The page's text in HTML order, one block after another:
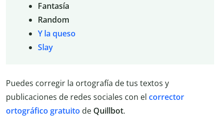
Fantasía
Random
Y la queso
Slay
Puedes corregir la ortografía de tus textos y
publicaciones de redes sociales con el corrector
ortográfico gratuito de Quillbot.